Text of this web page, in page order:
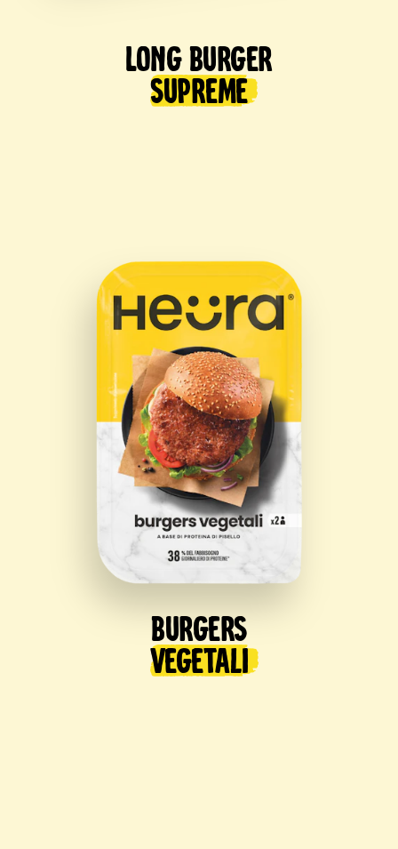
Long Burger
supreme
Burgers
Vegetali